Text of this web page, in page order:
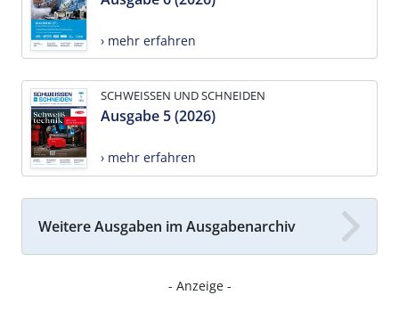
› mehr erfahren
SCHWEISSEN UND SCHNEIDEN
Ausgabe 5 (2026)
› mehr erfahren
Weitere Ausgaben im Ausgabenarchiv
- Anzeige -